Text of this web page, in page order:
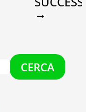
→
CERCA